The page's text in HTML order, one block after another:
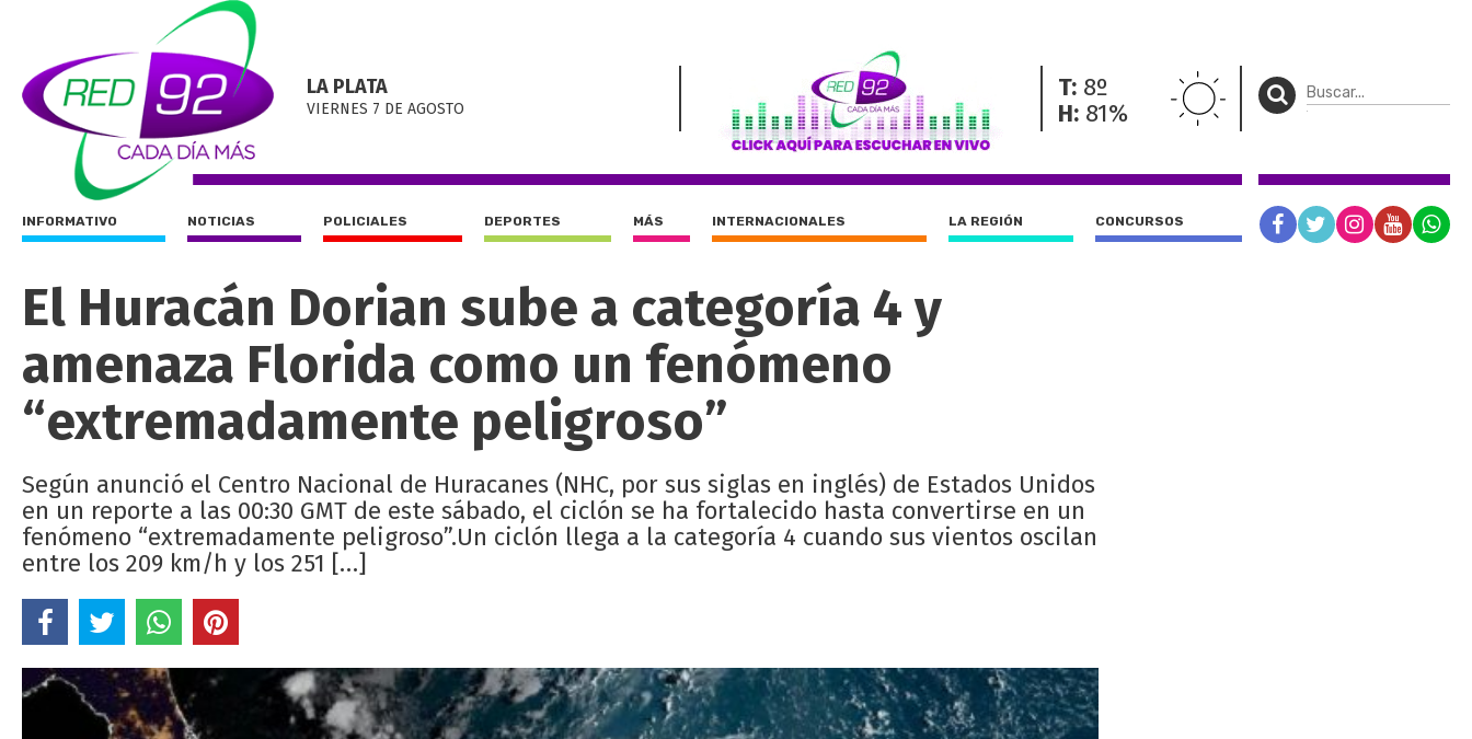
LA PLATA
VIERNES 7 DE AGOSTO
T: 8º
H: 81%
INFORMATIVO NOTICIAS POLICIALES DEPORTES MÁS INTERNACIONALES LA REGIÓN CONCURSOS
El Huracán Dorian sube a categoría 4 y
amenaza Florida como un fenómeno
“extremadamente peligroso”
Según anunció el Centro Nacional de Huracanes (NHC, por sus siglas en inglés) de Estados Unidos
en un reporte a las 00:30 GMT de este sábado, el ciclón se ha fortalecido hasta convertirse en un
fenómeno “extremadamente peligroso”.Un ciclón llega a la categoría 4 cuando sus vientos oscilan
entre los 209 km/h y los 251 […]